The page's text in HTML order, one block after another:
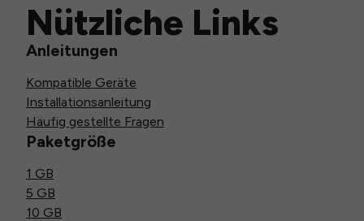
Nützliche Links
Anleitungen
Kompatible Geräte
Installationsanleitung
Häufig gestellte Fragen
Paketgröße
1 GB
5 GB
10 GB